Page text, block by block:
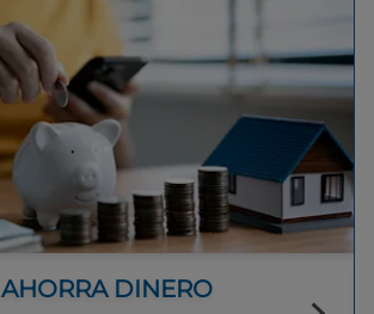
AHORRA DINERO